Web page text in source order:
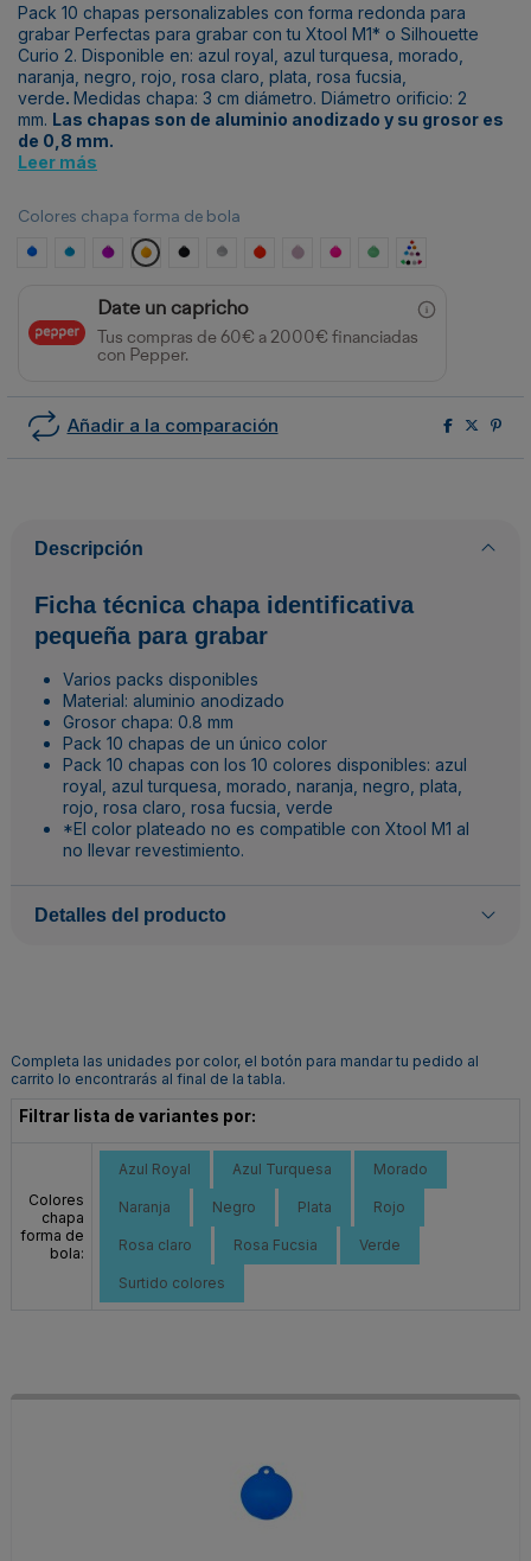
Pack 10 chapas personalizables con forma redonda para
grabar Perfectas para grabar con tu Xtool M1* o Silhouette
Curio 2. Disponible en: azul royal, azul turquesa, morado,
naranja, negro, rojo, rosa claro, plata, rosa fucsia,
verde. Medidas chapa: 3 cm diámetro. Diámetro orificio: 2
mm. Las chapas son de aluminio anodizado y su grosor es
de 0,8 mm.
Leer más
Colores chapa forma de bola
Azul RoyalAzul Turquesa
MoradoNaranjaNegroPlata Rojo Rosa claroRosa Fucsia
VerdeSurtido colores
Date un capricho
Tus compras de 60€ a 2000€ financiadas
con Pepper.
Añadir a la comparación
Descripción
Ficha técnica chapa identificativa
pequeña para grabar
Varios packs disponibles
Material: aluminio anodizado
Grosor chapa: 0.8 mm
Pack 10 chapas de un único color
Pack 10 chapas con los 10 colores disponibles: azul
royal, azul turquesa, morado, naranja, negro, plata,
rojo, rosa claro, rosa fucsia, verde
*El color plateado no es compatible con Xtool M1 al
no llevar revestimiento.
Detalles del producto
Completa las unidades por color, el botón para mandar tu pedido al
carrito lo encontrarás al final de la tabla.
Filtrar lista de variantes por:
Colores
chapa
forma de
bola:
Azul Royal Azul Turquesa Morado
Naranja Negro Plata Rojo
Rosa claro Rosa Fucsia Verde
Surtido colores